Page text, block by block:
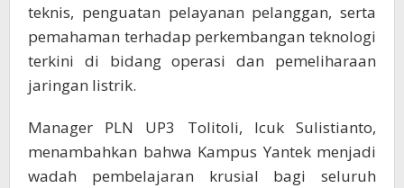
teknis, penguatan pelayanan pelanggan, serta
pemahaman terhadap perkembangan teknologi
terkini di bidang operasi dan pemeliharaan
jaringan listrik.
Manager PLN UP3 Tolitoli, Icuk Sulistianto,
menambahkan bahwa Kampus Yantek menjadi
wadah pembelajaran krusial bagi seluruh